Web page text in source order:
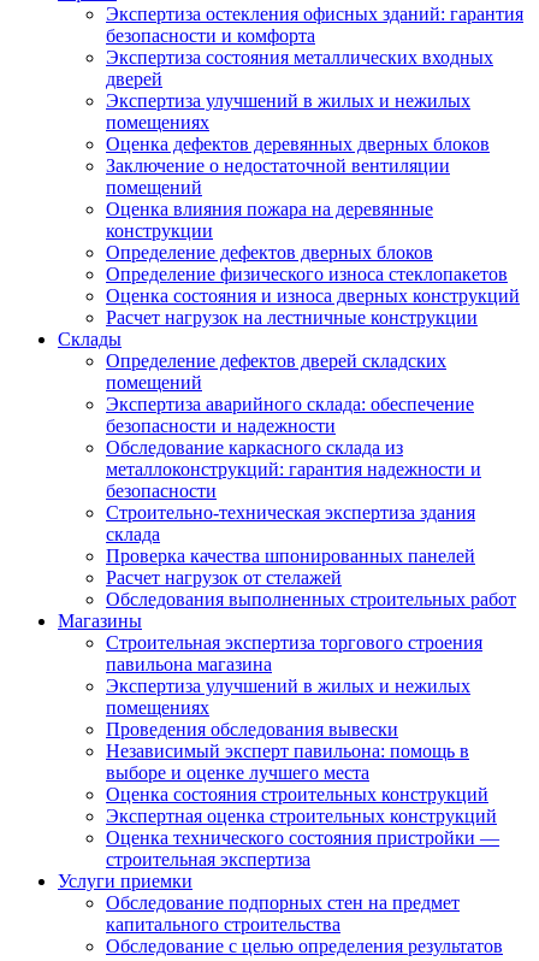
Экспертиза остекления офисных зданий: гарантия
безопасности и комфорта
Экспертиза состояния металлических входных
дверей
Экспертиза улучшений в жилых и нежилых
помещениях
Оценка дефектов деревянных дверных блоков
Заключение о недостаточной вентиляции
помещений
Оценка влияния пожара на деревянные
конструкции
Определение дефектов дверных блоков
Определение физического износа стеклопакетов
Оценка состояния и износа дверных конструкций
Расчет нагрузок на лестничные конструкции
Склады
Определение дефектов дверей складских
помещений
Экспертиза аварийного склада: обеспечение
безопасности и надежности
Обследование каркасного склада из
металлоконструкций: гарантия надежности и
безопасности
Строительно-техническая экспертиза здания
склада
Проверка качества шпонированных панелей
Расчет нагрузок от стелажей
Обследования выполненных строительных работ
Магазины
Строительная экспертиза торгового строения
павильона магазина
Экспертиза улучшений в жилых и нежилых
помещениях
Проведения обследования вывески
Независимый эксперт павильона: помощь в
выборе и оценке лучшего места
Оценка состояния строительных конструкций
Экспертная оценка строительных конструкций
Оценка технического состояния пристройки —
строительная экспертиза
Услуги приемки
Обследование подпорных стен на предмет
капитального строительства
Обследование с целью определения результатов